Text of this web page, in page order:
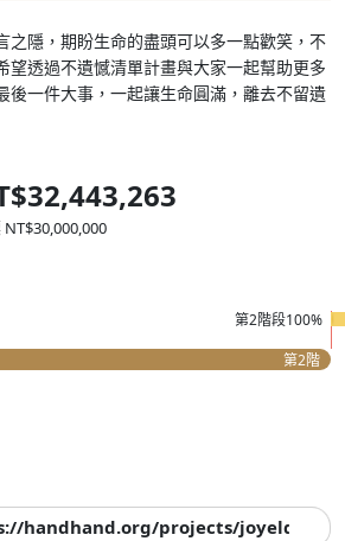
之隱，期盼生命的盡頭可以多一點歡笑，不
望透過不遺憾清單計畫與大家一起幫助更多
後一件大事，一起讓生命圓滿，離去不留遺
NT$30,000,000
第2階段100%
第2階
handhand.org/projects/joyelder